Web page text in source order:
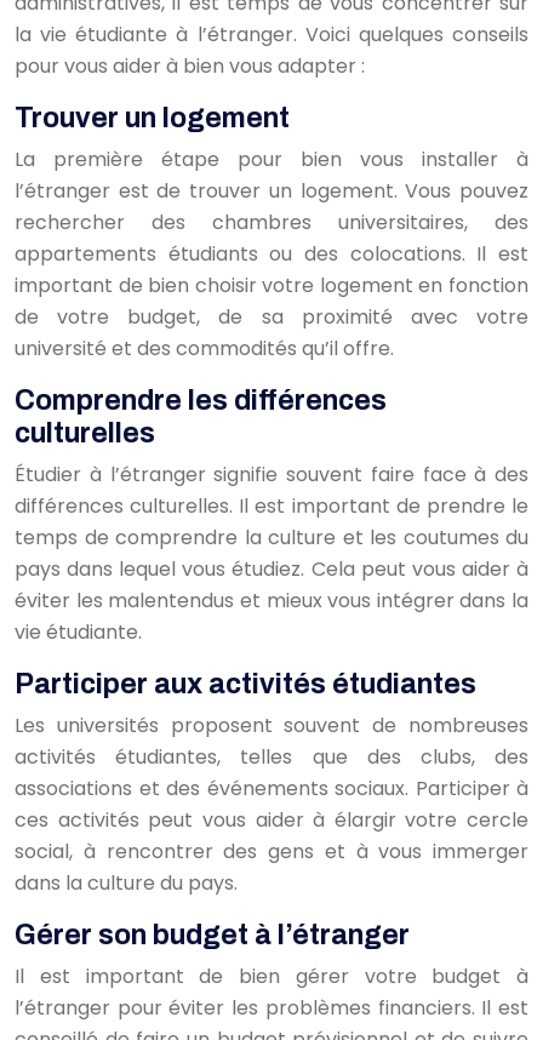
la vie étudiante à l’étranger. Voici quelques conseils
pour vous aider à bien vous adapter :
Trouver un logement
La première étape pour bien vous installer à
l’étranger est de trouver un logement. Vous pouvez
rechercher des chambres universitaires, des
appartements étudiants ou des colocations. Il est
important de bien choisir votre logement en fonction
de votre budget, de sa proximité avec votre
université et des commodités qu’il offre.
Comprendre les différences
culturelles
Étudier à l’étranger signifie souvent faire face à des
différences culturelles. Il est important de prendre le
temps de comprendre la culture et les coutumes du
pays dans lequel vous étudiez. Cela peut vous aider à
éviter les malentendus et mieux vous intégrer dans la
vie étudiante.
Participer aux activités étudiantes
Les universités proposent souvent de nombreuses
activités étudiantes, telles que des clubs, des
associations et des événements sociaux. Participer à
ces activités peut vous aider à élargir votre cercle
social, à rencontrer des gens et à vous immerger
dans la culture du pays.
Gérer son budget à l’étranger
Il est important de bien gérer votre budget à
l’étranger pour éviter les problèmes financiers. Il est